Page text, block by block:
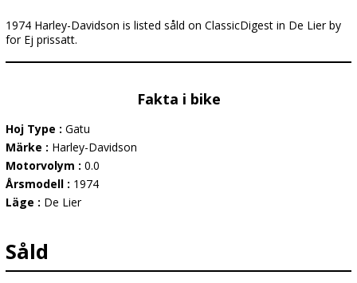
1974 Harley-Davidson is listed såld on ClassicDigest in De Lier by
for Ej prissatt.
Fakta i bike
Hoj Type : Gatu
Märke : Harley-Davidson
Motorvolym : 0.0
Årsmodell : 1974
Läge : De Lier
Såld